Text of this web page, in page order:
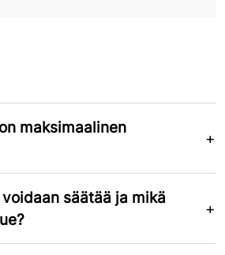
maksimaalinen
säätää ja mikä